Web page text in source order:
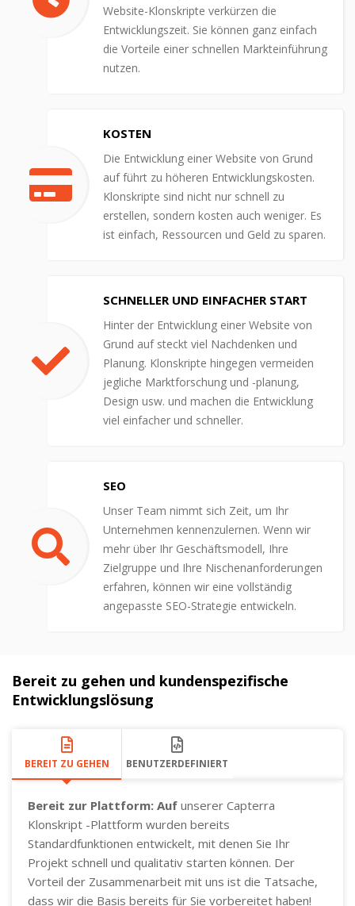
Website-Klonskripte verkürzen die
Entwicklungszeit. Sie können ganz einfach
die Vorteile einer schnellen Markteinführung
nutzen.
KOSTEN
Die Entwicklung einer Website von Grund
auf führt zu höheren Entwicklungskosten.
Klonskripte sind nicht nur schnell zu
erstellen, sondern kosten auch weniger. Es
ist einfach, Ressourcen und Geld zu sparen.
SCHNELLER UND EINFACHER START
Hinter der Entwicklung einer Website von
Grund auf steckt viel Nachdenken und
Planung. Klonskripte hingegen vermeiden
jegliche Marktforschung und -planung,
Design usw. und machen die Entwicklung
viel einfacher und schneller.
SEO
Unser Team nimmt sich Zeit, um Ihr
Unternehmen kennenzulernen. Wenn wir
mehr über Ihr Geschäftsmodell, Ihre
Zielgruppe und Ihre Nischenanforderungen
erfahren, können wir eine vollständig
angepasste SEO-Strategie entwickeln.
Bereit zu gehen und kundenspezifische
Entwicklungslösung
BEREIT ZU GEHEN BENUTZERDEFINIERT
Bereit zur Plattform: Auf unserer Capterra
Klonskript -Plattform wurden bereits
Standardfunktionen entwickelt, mit denen Sie Ihr
Projekt schnell und qualitativ starten können. Der
Vorteil der Zusammenarbeit mit uns ist die Tatsache,
dass wir die Basis bereits für Sie vorbereitet haben!